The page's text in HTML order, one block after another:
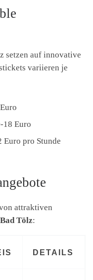
setzen auf innovative
variieren je
18 Euro
pro Stunde
attraktiven
Tölz:
DETAILS